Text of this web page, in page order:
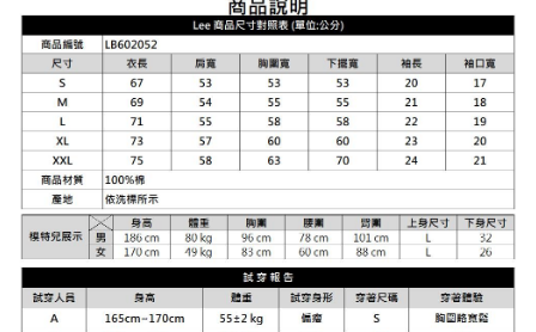
３．安心：先確認商品／服務後，再付款。
【「AFTEE先享後付」結帳流程】
１．於結帳方式選擇「AFTEE先享後付」後，將跳轉至「AFTEE先享後付」
結帳頁面，進行簡訊認證並確認金額後，即可完成結帳。
２．訂單成立數日內，您將收到繳費通知簡訊。
３．收到繳費通知簡訊後14天內，點擊此簡訊中的連結，可透過四大超商／
ATM／網路銀行／等多元方式進行付款，方視為交易完成。
※ 請注意：結帳手續完成當下不需立刻繳費，但若您需要取消訂單，請聯絡
購買商品的店家。未經商家同意取消之訂單仍視為有效，需透過AFTEE先享
後付繳納相關費用。
※ 交易是否成功請以「AFTEE先享後付 」之結帳頁面顯示為準，若有關於
是否繳費成功／繳費後需取消欲退款等相關疑問，請聯繫「AFTEE先享後付
客戶支援中心」https://netprotections.freshdesk.com/support/home
全家 取貨付款
每筆NT$80，滿NT$2,000(含以上)免運費
付款後 全家取貨
每筆NT$80，滿NT$2,000(含以上)免運費
7-11 取貨付款
每筆NT$80，滿NT$2,000(含以上)免運費
付款後 7-11取貨
每筆NT$80，滿NT$2,000(含以上)免運費
宅配